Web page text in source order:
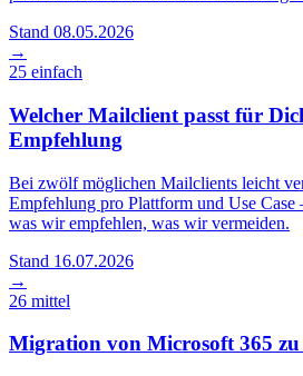
Stand 08.05.2026
→
25 einfach
Welcher Mailclient passt für
Empfehlung
Bei zwölf möglichen Mailclients leicht
Empfehlung pro Plattform und Use
was wir empfehlen, was wir vermeiden.
Stand 16.07.2026
→
26 mittel
Migration von Microsoft 365